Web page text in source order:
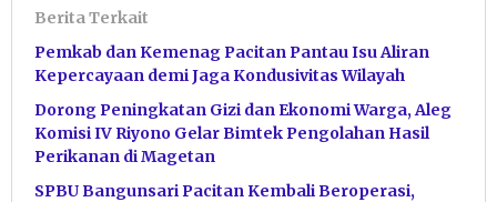
Berita Terkait
Pemkab dan Kemenag Pacitan Pantau Isu Aliran
Kepercayaan demi Jaga Kondusivitas Wilayah
Dorong Peningkatan Gizi dan Ekonomi Warga, Aleg
Komisi IV Riyono Gelar Bimtek Pengolahan Hasil
Perikanan di Magetan
SPBU Bangunsari Pacitan Kembali Beroperasi,